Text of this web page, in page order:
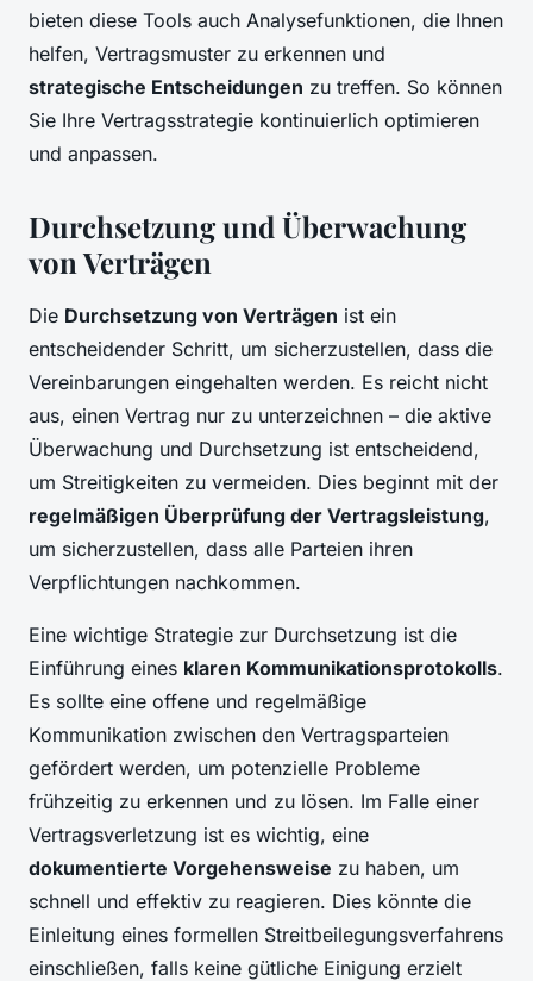
bieten diese Tools auch Analysefunktionen, die Ihnen
helfen, Vertragsmuster zu erkennen und
strategische Entscheidungen zu treffen. So können
Sie Ihre Vertragsstrategie kontinuierlich optimieren
und anpassen.
Durchsetzung und Überwachung
von Verträgen
Die Durchsetzung von Verträgen ist ein
entscheidender Schritt, um sicherzustellen, dass die
Vereinbarungen eingehalten werden. Es reicht nicht
aus, einen Vertrag nur zu unterzeichnen – die aktive
Überwachung und Durchsetzung ist entscheidend,
um Streitigkeiten zu vermeiden. Dies beginnt mit der
regelmäßigen Überprüfung der Vertragsleistung,
um sicherzustellen, dass alle Parteien ihren
Verpflichtungen nachkommen.
Eine wichtige Strategie zur Durchsetzung ist die
Einführung eines klaren Kommunikationsprotokolls.
Es sollte eine offene und regelmäßige
Kommunikation zwischen den Vertragsparteien
gefördert werden, um potenzielle Probleme
frühzeitig zu erkennen und zu lösen. Im Falle einer
Vertragsverletzung ist es wichtig, eine
dokumentierte Vorgehensweise zu haben, um
schnell und effektiv zu reagieren. Dies könnte die
Einleitung eines formellen Streitbeilegungsverfahrens
einschließen, falls keine gütliche Einigung erzielt